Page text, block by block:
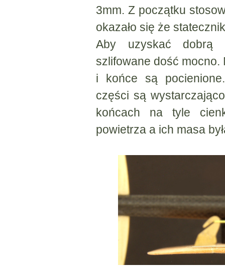
3mm. Z początku
okazało się że
Aby uzyskać dobrą
szlifowane dość mocno.
i końce są
części są
końcach na tyle
powietrza a ich masa